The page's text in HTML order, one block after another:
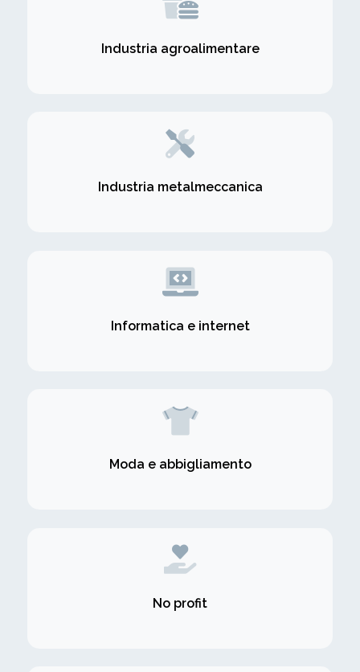
Industria agroalimentare
Industria metalmeccanica
Informatica e internet
Moda e abbigliamento
No profit